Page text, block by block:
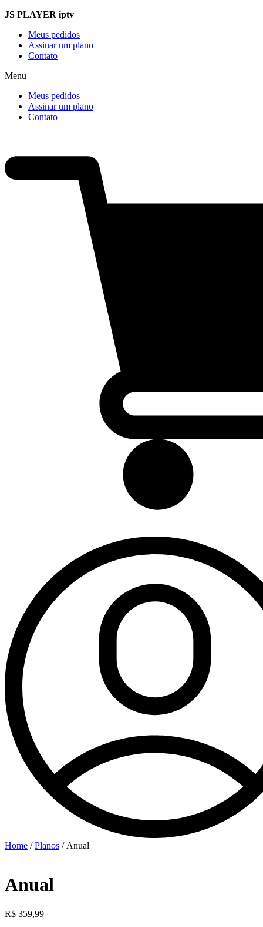
Ir
conteúdo
JS PLAYER iptv
Meus pedidos
Assinar um plano
Contato
Menu
Meus pedidos
Assinar um plano
Contato
Home /Planos / Anual
Anual
R$ 359,99